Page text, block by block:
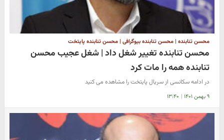
محسن تنابنده | محسن تنابنده بیوگرافی | محسن تنابنده پایتخت
محسن تنابنده تغییر شغل داد | شغل عجیب محسن
تنابنده همه را مات کرد
در ادامه سکانسی از سریال پایتخت را مشاهده می کنید
۹ بهمن ۱۴۰۱ | ۱۳:۴۰